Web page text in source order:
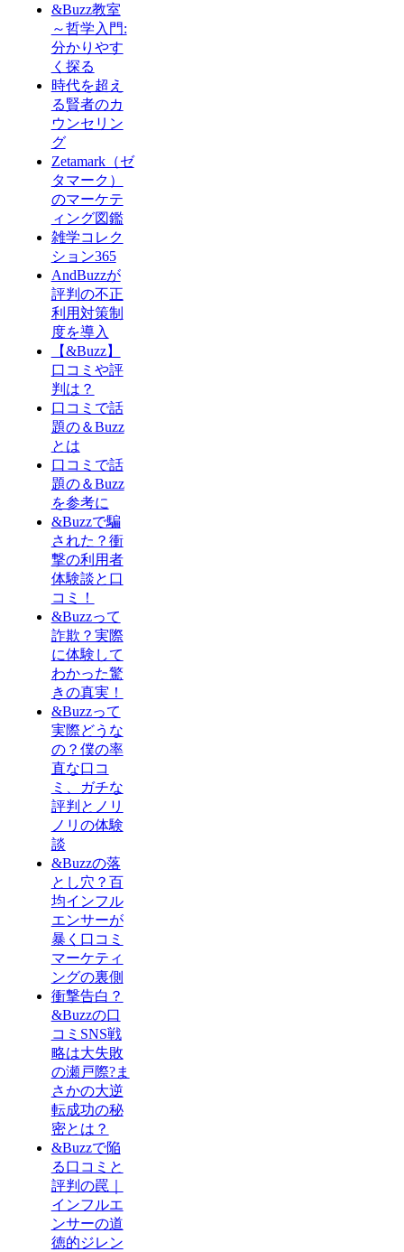
&Buzz教室
～哲学入門:
分かりやす
く探る
時代を超え
る賢者のカ
ウンセリン
グ
Zetamark（ゼ
タマーク）
のマーケテ
ィング図鑑
雑学コレク
ション365
AndBuzzが
評判の不正
利用対策制
度を導入
【&Buzz】
口コミや評
判は？
口コミで話
題の＆Buzz
とは
口コミで話
題の＆Buzz
を参考に
&Buzzで騙
された？衝
撃の利用者
体験談と口
コミ！
&Buzzって
詐欺？実際
に体験して
わかった驚
きの真実！
&Buzzって
実際どうな
の？僕の率
直な口コ
ミ、ガチな
評判とノリ
ノリの体験
談
&Buzzの落
とし穴？百
均インフル
エンサーが
暴く口コミ
マーケティ
ングの裏側
衝撃告白？
&Buzzの口
コミSNS戦
略は大失敗
の瀬戸際?ま
さかの大逆
転成功の秘
密とは？
&Buzzで陥
る口コミと
評判の罠｜
インフルエ
ンサーの道
徳的ジレン